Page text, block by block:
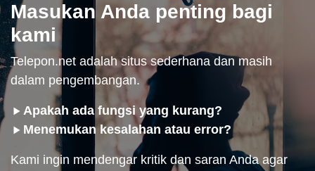
Masukan Anda penting bagi
kami
Telepon.net adalah situs sederhana dan masih
dalam pengembangan.
Apakah ada fungsi yang kurang?
Menemukan kesalahan atau error?
Kami ingin mendengar kritik dan saran Anda agar